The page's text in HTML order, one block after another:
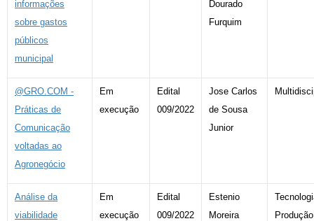
informações
sobre gastos
públicos
municipal
Dourado
Furquim
@GRO.COM -
Práticas de
Comunicação
voltadas ao
Agronegócio
Em
execução
Edital
009/2022
Jose Carlos
de Sousa
Junior
Análise da
viabilidade
Em
execução
Edital
009/2022
Estenio
Moreira
Produção